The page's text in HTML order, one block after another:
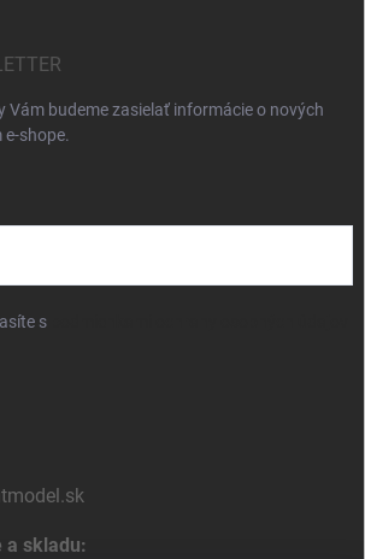
Vám budeme zasielať informácie o nových
shope.
s
a skladu: